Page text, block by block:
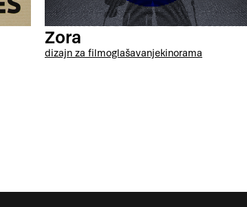
Zora
dizajn za filmoglašavanjekinorama